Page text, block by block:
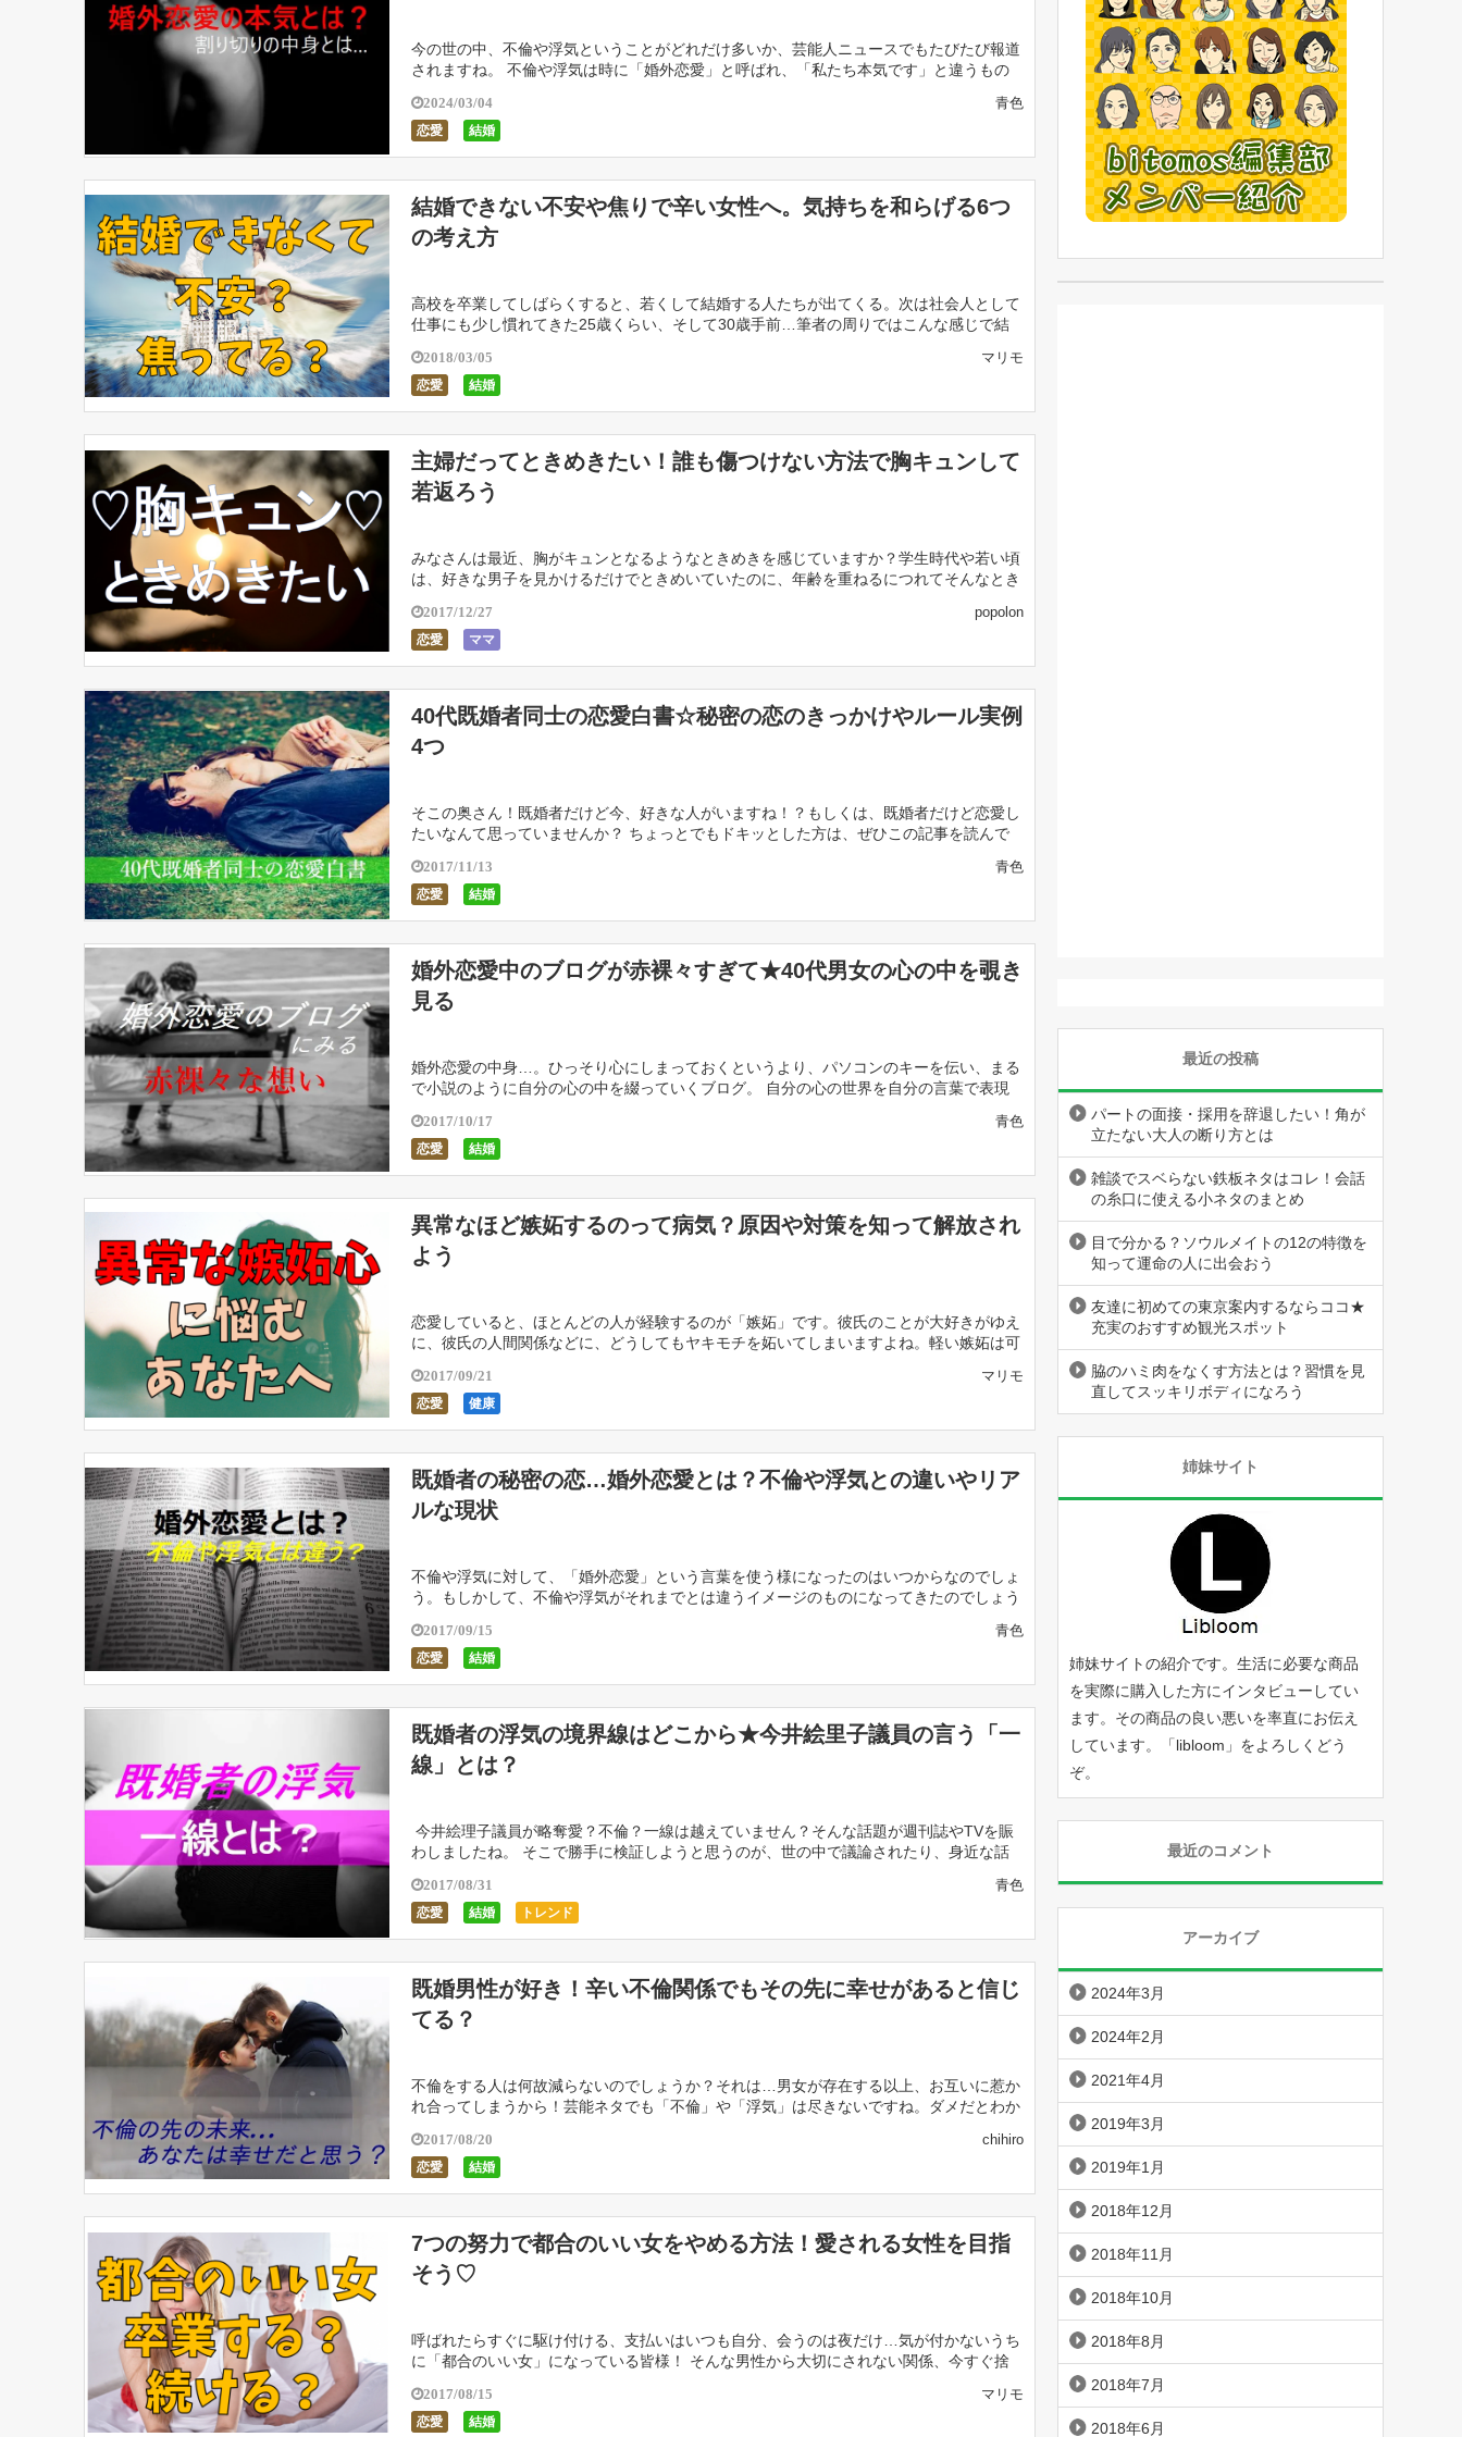
今の世の中、不倫や浮気ということがどれだけ多いか、芸能人ニュースでもたびたび報道
されますね。 不倫や浮気は時に「婚外恋愛」と呼ばれ、「私たち本気です」と違うもの
2024/03/04
恋愛 結婚
青色
結婚できない不安や焦りで辛い女性へ。気持ちを和らげる6つ
の考え方
高校を卒業してしばらくすると、若くして結婚する人たちが出てくる。次は社会人として
仕事にも少し慣れてきた25歳くらい、そして30歳手前…筆者の周りではこんな感じで結
2018/03/05
恋愛 結婚
マリモ
主婦だってときめきたい！誰も傷つけない方法で胸キュンして
若返ろう
みなさんは最近、胸がキュンとなるようなときめきを感じていますか？学生時代や若い頃
は、好きな男子を見かけるだけでときめいていたのに、年齢を重ねるにつれてそんなとき
2017/12/27
恋愛 ママ
popolon
40代既婚者同士の恋愛白書☆秘密の恋のきっかけやルール実例
4つ
そこの奥さん！既婚者だけど今、好きな人がいますね！？もしくは、既婚者だけど恋愛し
たいなんて思っていませんか？ ちょっとでもドキッとした方は、ぜひこの記事を読んで
2017/11/13
恋愛 結婚
青色
婚外恋愛中のブログが赤裸々すぎて★40代男女の心の中を覗き
見る
婚外恋愛の中身…。ひっそり心にしまっておくというより、パソコンのキーを伝い、まる
で小説のように自分の心の中を綴っていくブログ。 自分の心の世界を自分の言葉で表現
2017/10/17
恋愛 結婚
青色
異常なほど嫉妬するのって病気？原因や対策を知って解放され
よう
恋愛していると、ほとんどの人が経験するのが「嫉妬」です。彼氏のことが大好きがゆえ
に、彼氏の人間関係などに、どうしてもヤキモチを妬いてしまいますよね。軽い嫉妬は可
2017/09/21
恋愛 健康
マリモ
既婚者の秘密の恋…婚外恋愛とは？不倫や浮気との違いやリア
ルな現状
不倫や浮気に対して、「婚外恋愛」という言葉を使う様になったのはいつからなのでしょ
う。もしかして、不倫や浮気がそれまでとは違うイメージのものになってきたのでしょう
2017/09/15
恋愛 結婚
青色
既婚者の浮気の境界線はどこから★今井絵里子議員の言う「一
線」とは？
今井絵理子議員が略奪愛？不倫？一線は越えていません？そんな話題が週刊誌やTVを賑
わしましたね。 そこで勝手に検証しようと思うのが、世の中で議論されたり、身近な話
2017/08/31
恋愛 結婚 トレンド
青色
既婚男性が好き！辛い不倫関係でもその先に幸せがあると信じ
てる？
不倫をする人は何故減らないのでしょうか？それは…男女が存在する以上、お互いに惹か
れ合ってしまうから！芸能ネタでも「不倫」や「浮気」は尽きないですね。ダメだとわか
2017/08/20
恋愛 結婚
chihiro
7つの努力で都合のいい女をやめる方法！愛される女性を目指
そう♡
呼ばれたらすぐに駆け付ける、支払いはいつも自分、会うのは夜だけ…気が付かないうち
に「都合のいい女」になっている皆様！ そんな男性から大切にされない関係、今すぐ捨
2017/08/15
恋愛 結婚
マリモ
最近の投稿
パートの面接・採用を辞退したい！角が
立たない大人の断り方とは
雑談でスベらない鉄板ネタはコレ！会話
の糸口に使える小ネタのまとめ
目で分かる？ソウルメイトの12の特徴を
知って運命の人に出会おう
友達に初めての東京案内するならココ★
充実のおすすめ観光スポット
脇のハミ肉をなくす方法とは？習慣を見
直してスッキリボディになろう
姉妹サイト
姉妹サイトの紹介です。生活に必要な商品
を実際に購入した方にインタビューしてい
ます。その商品の良い悪いを率直にお伝え
しています。「libloom 」をよろしくどう
ぞ。
最近のコメント
アーカイブ
2024年3月
2024年2月
2021年4月
2019年3月
2019年1月
2018年12月
2018年11月
2018年10月
2018年8月
2018年7月
2018年6月